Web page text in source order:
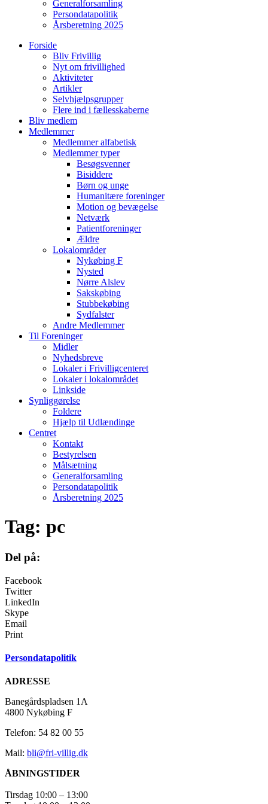
Generalforsamling
Persondatapolitik
Årsberetning 2025
Forside
Bliv Frivillig
Nyt om frivillighed
Aktiviteter
Artikler
Selvhjælpsgrupper
Flere ind i fællesskaberne
Bliv medlem
Medlemmer
Medlemmer alfabetisk
Medlemmer typer
Besøgsvenner
Bisiddere
Børn og unge
Humanitære foreninger
Motion og bevægelse
Netværk
Patientforeninger
Ældre
Lokalområder
Nykøbing F
Nysted
Nørre Alslev
Sakskøbing
Stubbekøbing
Sydfalster
Andre Medlemmer
Til Foreninger
Midler
Nyhedsbreve
Lokaler i Frivilligcenteret
Lokaler i lokalområdet
Linkside
Synliggørelse
Foldere
Hjælp til Udlændinge
Centret
Kontakt
Bestyrelsen
Målsætning
Generalforsamling
Persondatapolitik
Årsberetning 2025
Tag: pc
Del på:
Facebook
Twitter
LinkedIn
Skype
Email
Print
Persondatapolitik
ADRESSE
Banegårdspladsen 1A
4800 Nykøbing F
Telefon: 54 82 00 55
Mail: bli@fri-villig.dk
ÅBNINGSTIDER
Tirsdag 10:00 – 13:00